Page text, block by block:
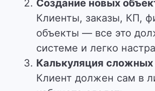
Создание новых
Клиенты, заказы, КП,
объекты — все это
системе и легко
Калькуляция сложных
Клиент должен сам в